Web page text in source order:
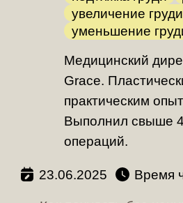
увеличение груди
уменьшение
Медицинский
Grace.
практическим
Выполнил свыше
операций.
23.06.2025 Время